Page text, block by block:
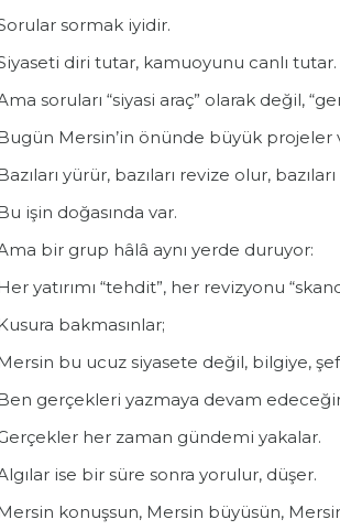
sormak iyidir.
diri tutar, kamuoyunu canlı tutar.
soruları “siyasi araç” olarak değil,
Mersin’in önünde büyük projeler
yürür, bazıları revize olur,
işin doğasında var.
bir grup hâlâ aynı yerde duruyor:
yatırımı “tehdit”, her revizyonu
bakmasınlar;
bu ucuz siyasete değil, bilgiye,
gerçekleri yazmaya devam
her zaman gündemi yakalar.
ise bir süre sonra yorulur, düşer.
konuşsun, Mersin büyüsün,